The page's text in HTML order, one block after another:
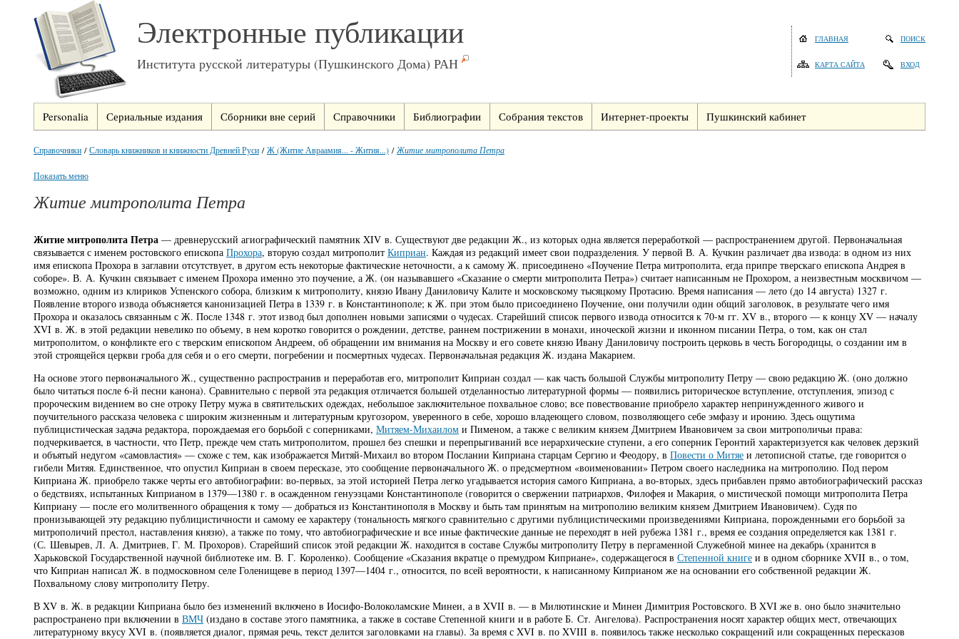
Электронные публикации
Института русской литературы (Пушкинского Дома) РАН
ГЛАВНАЯ
КАРТА САЙТА
ПОИСК
ВХОД
Personalia Сериальные издания Сборники вне серий Справочники Библиографии Собрания текстов Интернет-проекты Пушкинский кабинет
Справочники /Словарь книжников и книжности Древней Руси /Ж (Житие Авраамия... - Жития...) / Житие митрополита Петра
Показать меню
Житие митрополита Петра
Житие митрополита Петра — древнерусский агиографический памятник XIV в. Существуют две редакции Ж., из которых одна является переработкой — распространением другой. Первоначальная
связывается с именем ростовского епископа Прохора, вторую создал митрополит Киприан. Каждая из редакций имеет свои подразделения. У первой В. А. Кучкин различает два извода: в одном из них
имя епископа Прохора в заглавии отсутствует, в другом есть некоторые фактические неточности, а к самому Ж. присоединено «Поучение Петра митрополита, егда припре тверскаго епископа Андрея в
соборе». В. А. Кучкин связывает с именем Прохора именно это поучение, а Ж. (он называвшего «Сказание о смерти митрополита Петра») считает написанным не Прохором, а неизвестным москвичом —
возможно, одним из клириков Успенского собора, близким к митрополиту, князю Ивану Даниловичу Калите и московскому тысяцкому Протасию. Время написания — лето (до 14 августа) 1327 г.
Появление второго извода объясняется канонизацией Петра в 1339 г. в Константинополе; к Ж. при этом было присоединено Поучение, они получили один общий заголовок, в результате чего имя
Прохора и оказалось связанным с Ж. После 1348 г. этот извод был дополнен новыми записями о чудесах. Старейший список первого извода относится к 70-м гг. XV в., второго — к концу XV — началу
XVI в. Ж. в этой редакции невелико по объему, в нем коротко говорится о рождении, детстве, раннем пострижении в монахи, иноческой жизни и иконном писании Петра, о том, как он стал
митрополитом, о конфликте его с тверским епископом Андреем, об обращении им внимания на Москву и его совете князю Ивану Даниловичу построить церковь в честь Богородицы, о создании им в
этой строящейся церкви гроба для себя и о его смерти, погребении и посмертных чудесах. Первоначальная редакция Ж. издана Макарием.
На основе этого первоначального Ж., существенно распространив и переработав его, митрополит Киприан создал — как часть большой Службы митрополиту Петру — свою редакцию Ж. (оно должно
было читаться после 6-й песни канона). Сравнительно с первой эта редакция отличается большей отделанностыо литературной формы — появились риторическое вступление, отступления, эпизод с
пророческим видением во сне отроку Петру мужа в святительских одеждах, небольшое заключительное похвальное слово; все повествование приобрело характер непринужденного живого и
поучительного рассказа человека с широким жизненным и литературным кругозором, уверенного в себе, хорошо владеющего словом, позволяющего себе эмфазу и иронию. Здесь ощутима
публицистическая задача редактора, порождаемая его борьбой с соперниками, Митяем-Михаилом и Пименом, а также с великим князем Дмитрием Ивановичем за свои митрополичьи права:
подчеркивается, в частности, что Петр, прежде чем стать митрополитом, прошел без спешки и перепрыгиваний все иерархические ступени, а его соперник Геронтий характеризуется как человек дерзкий
и объятый недугом «самовластия» — схоже с тем, как изображается Митяй-Михаил во втором Послании Киприана старцам Сергию и Феодору, в Повести о Митяе и летописной статье, где говорится о
гибели Митяя. Единственное, что опустил Киприан в своем пересказе, это сообщение первоначального Ж. о предсмертном «воименовании» Петром своего наследника на митрополию. Под пером
Киприана Ж. приобрело также черты его автобиографии: во-первых, за этой историей Петра легко угадывается история самого Киприана, а во-вторых, здесь прибавлен прямо автобиографический рассказ
о бедствиях, испытанных Киприаном в 1379—1380 г. в осажденном генуэзцами Константинополе (говорится о свержении патриархов, Филофея и Макария, о мистической помощи митрополита Петра
Киприану — после его молитвенного обращения к тому — добраться из Константинополя в Москву и быть там принятым на митрополию великим князем Дмитрием Ивановичем). Судя по
пронизывающей эту редакцию публицистичности и самому ее характеру (тональность мягкого сравнительно с другими публицистическими произведениями Киприана, порожденными его борьбой за
митрополичий престол, наставления князю), а также по тому, что автобиографические и все иные фактические данные не переходят в ней рубежа 1381 г., время ее создания определяется как 1381 г.
(С. Шевырев, Л. А. Дмитриев, Г. М. Прохоров). Старейший список этой редакции Ж. находится в составе Службы митрополиту Петру в пергаменной Служебной минее на декабрь (хранится в
Харьковской Государственной научной библиотеке им. В. Г. Короленко). Сообщение «Сказания вкратце о премудром Киприане», содержащегося в Степенной книге и в одном сборнике XVII в., о том,
что Киприан написал Ж. в подмосковном селе Голенищеве в период 1397—1404 г., относится, по всей вероятности, к написанному Киприаном же на основании его собственной редакции Ж.
Похвальному слову митрополиту Петру.
В XV в. Ж. в редакции Киприана было без изменений включено в Иосифо-Волоколамские Минеи, а в XVII в. — в Милютинские и Минеи Димитрия Ростовского. В XVI же в. оно было значительно
распространено при включении в ВМЧ (издано в составе этого памятника, а также в составе Степенной книги и в работе Б. Ст. Ангелова). Распространения носят характер общих мест, отвечающих
литературному вкусу XVI в. (появляется диалог, прямая речь, текст делится заголовками на главы). За время с XVI в. по XVIII в. появилось также несколько сокращений или сокращенных пересказов